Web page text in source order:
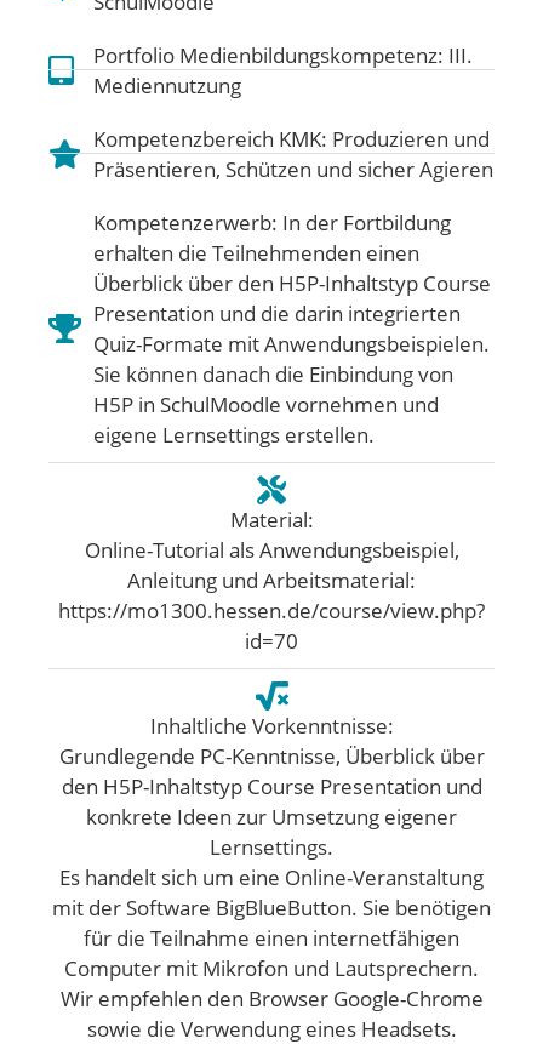
Portfolio Medienbildungskompetenz: III.
Mediennutzung
Kompetenzbereich KMK: Produzieren und
Präsentieren, Schützen und sicher Agieren
Kompetenzerwerb: In der Fortbildung
erhalten die Teilnehmenden einen
Überblick über den H5P-Inhaltstyp Course
Presentation und die darin integrierten
Quiz-Formate mit Anwendungsbeispielen.
Sie können danach die Einbindung von
H5P in SchulMoodle vornehmen und
eigene Lernsettings erstellen.
Material:
Online-Tutorial als Anwendungsbeispiel,
Anleitung und Arbeitsmaterial:
https://mo1300.hessen.de/course/view.php?
id=70
Inhaltliche Vorkenntnisse:
Grundlegende PC-Kenntnisse, Überblick über
den H5P-Inhaltstyp Course Presentation und
konkrete Ideen zur Umsetzung eigener
Lernsettings.
Es handelt sich um eine Online-Veranstaltung
mit der Software BigBlueButton. Sie benötigen
für die Teilnahme einen internetfähigen
Computer mit Mikrofon und Lautsprechern.
Wir empfehlen den Browser Google-Chrome
sowie die Verwendung eines Headsets.